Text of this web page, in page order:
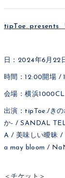
tipToe. presents
日：2024年6月22
時間：12:00開場 /
会場：横浜
出演：tipToe./き
か- / SANDAL
A / 美味しい曖昧
a may bloom /